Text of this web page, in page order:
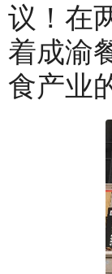
议！在
着成渝
食产业